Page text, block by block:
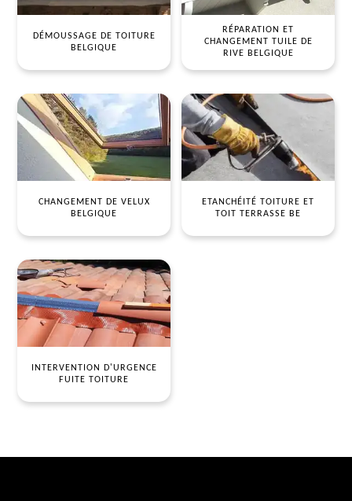
DÉMOUSSAGE DE TOITURE
BELGIQUE
RÉPARATION ET
CHANGEMENT TUILE DE
RIVE BELGIQUE
CHANGEMENT DE VELUX
BELGIQUE
ETANCHÉITÉ TOITURE ET
TOIT TERRASSE BE
INTERVENTION D'URGENCE
FUITE TOITURE